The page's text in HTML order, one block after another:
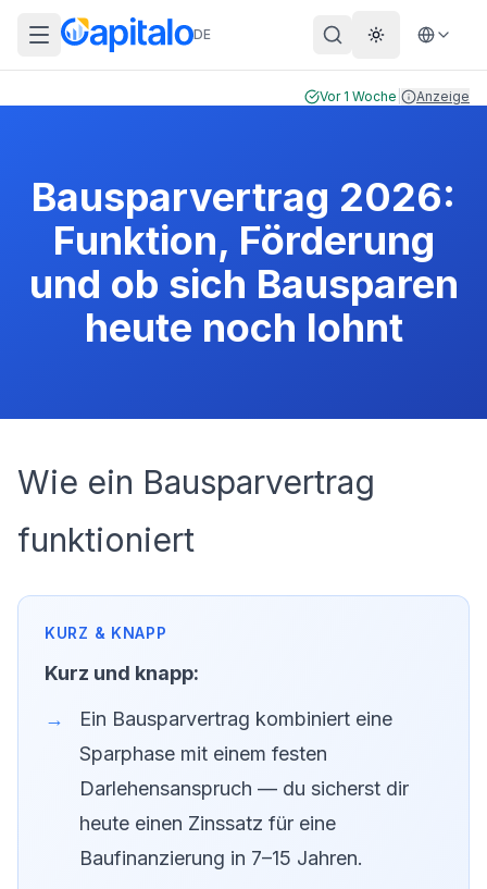
DE Theme
Vor 1 Woche Anzeige
Bausparvertrag 2026:
Funktion, Förderung
und ob sich Bausparen
heute noch lohnt
Wie ein Bausparvertrag
funktioniert
Kurz und knapp:
Ein Bausparvertrag kombiniert eine
Sparphase mit einem festen
Darlehensanspruch — du sicherst dir
heute einen Zinssatz für eine
Baufinanzierung in 7–15 Jahren.